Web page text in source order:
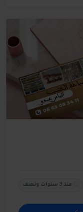
منذ 3 سنوات ونصف